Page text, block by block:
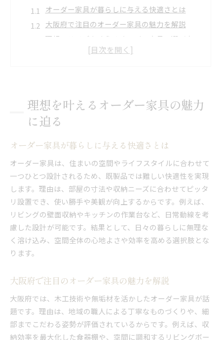
オーダー家具が暮らしに与える快適さとは
大阪府で注目のオーダー家具の魅力を解説
理想のサイズを叶えるオーダー家具の選び方
オーダー家具のメリットを実感するための工夫
大阪府で話題のオーダー家具最新動向
大阪府で人気のオーダー家具が選ばれる理由
話題のオーダー家具最新動向を徹底調査
大阪木工家具業界の注目ポイントを解説
評判の良い大阪のオーダー家具最新事情
大阪府で安いオーダー家具の傾向と特徴
フルオーダーとセミオーダー家具の違い解説
フルオーダー家具とセミオーダー家具の違い
オーダー家具選びで迷ったときの判断基準
セミオーダー家具の特徴と魅力を知ろう
用途別に適したオーダー家具の選び方
オーダー家具で無垢材を選ぶメリットとは
木工技術が光るオーダー家具の選び方
理想を叶えるオーダー家具の魅力
に迫る
オーダー家具が暮らしに与える快適さとは
オーダー家具は、住まいの空間やライフスタイルに合わせて
一つひとつ設計されるため、既製品では難しい快適性を実現
します。理由は、部屋の寸法や収納ニーズに合わせてピッタ
リ設置でき、使い勝手や美観が向上するからです。例えば、
リビングの壁面収納やキッチンの作業台など、日常動線を考
慮した設計が可能です。結果として、日々の暮らしに無理な
く溶け込み、空間全体の心地よさや効率を高める選択肢とな
ります。
大阪府で注目のオーダー家具の魅力を解説
大阪府では、木工技術や無垢材を活かしたオーダー家具が話
題です。理由は、地域の職人による丁寧なものづくりや、細
部までこだわる姿勢が評価されているからです。例えば、収
納効率を最大化した食器棚や、空間に調和するリビングボー